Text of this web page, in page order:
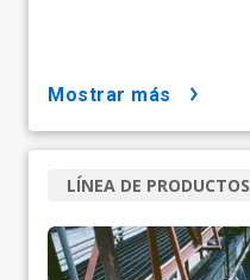
mostrar más
LÍNEA DE PRODUCTOS